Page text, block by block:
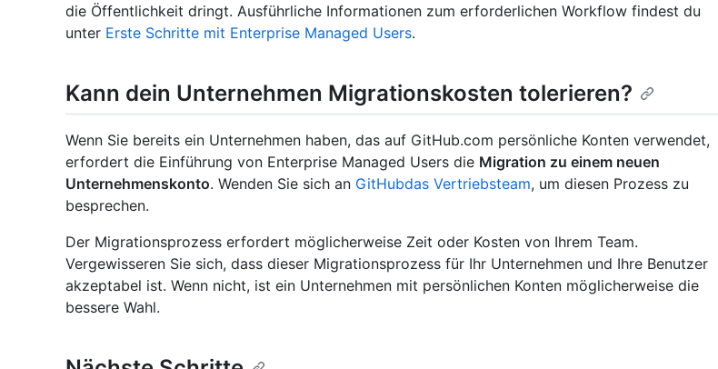
die Öffentlichkeit dringt. Ausführliche Informationen zum erforderlichen Workflow findest du
unter Erste Schritte mit Enterprise Managed Users.
Kann dein Unternehmen Migrationskosten tolerieren?
Wenn Sie bereits ein Unternehmen haben, das auf GitHub.com persönliche Konten verwendet,
erfordert die Einführung von Enterprise Managed Users die Migration zu einem neuen
Unternehmenskonto. Wenden Sie sich an GitHubdas Vertriebsteam, um diesen Prozess zu
besprechen.
Der Migrationsprozess erfordert möglicherweise Zeit oder Kosten von Ihrem Team.
Vergewisseren Sie sich, dass dieser Migrationsprozess für Ihr Unternehmen und Ihre Benutzer
akzeptabel ist. Wenn nicht, ist ein Unternehmen mit persönlichen Konten möglicherweise die
bessere Wahl.